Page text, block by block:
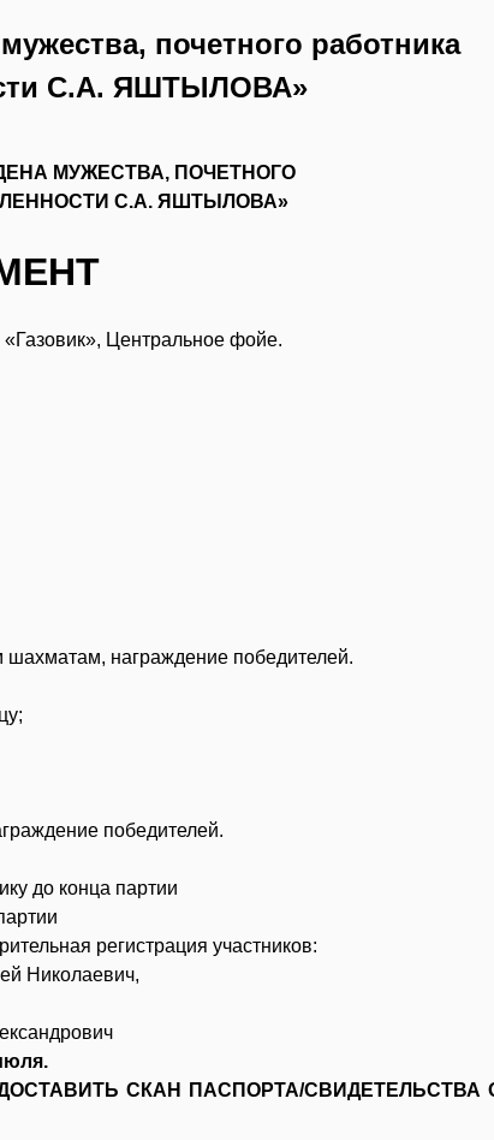
почетного работника
С.А. ЯШТЫЛОВА»
МУЖЕСТВА, ПОЧЕТНОГО
С.А. ЯШТЫЛОВА»
Центральное фойе.
награждение победителей.
победителей.
до конца партии
регистрация участников:
Николаевич,
СКАН ПАСПОРТА/СВИДЕТЕЛЬСТВА